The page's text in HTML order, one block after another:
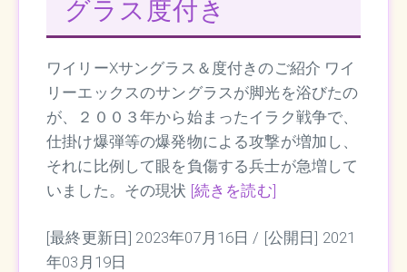
グラス度付き
ワイリーXサングラス＆度付きのご紹介 ワイ
リーエックスのサングラスが脚光を浴びたの
が、２００３年から始まったイラク戦争で、
仕掛け爆弾等の爆発物による攻撃が増加し、
それに比例して眼を負傷する兵士が急増して
いました。その現状 [続きを読む]
[最終更新日] 2023年07月16日 / [公開日] 2021
年03月19日